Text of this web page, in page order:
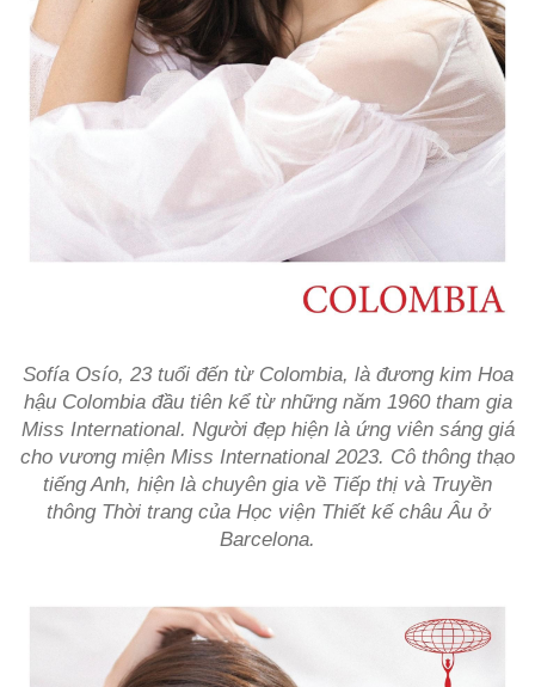
Sofía Osío, 23 tuổi đến từ Colombia, là đương kim Hoa
hậu Colombia đầu tiên kể từ những năm 1960 tham gia
Miss International. Người đẹp hiện là ứng viên sáng giá
cho vương miện Miss International 2023. Cô thông thạo
tiếng Anh, hiện là chuyên gia về Tiếp thị và Truyền
thông Thời trang của Học viện Thiết kế châu Âu ở
Barcelona.